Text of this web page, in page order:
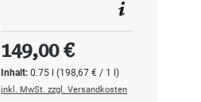
Inhalt:0.75 l(198,67 € / 1 l)
Regulärer Preis:
149,00 €
inkl. MwSt. zzgl. Versandkosten